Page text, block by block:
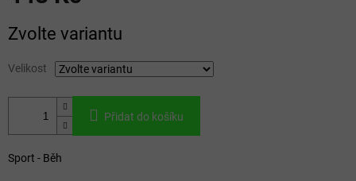
cena:
Zvolte variantu
Velikost
Přidat do košíku
Sport - Běh